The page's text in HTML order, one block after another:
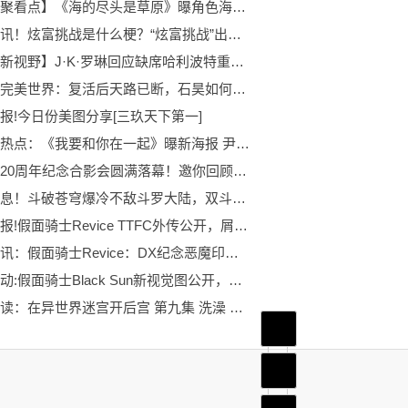
【世界聚看点】《海的尽头是草原》曝角色海报 草原让爱生生不息
全球短讯！炫富挑战是什么梗？“炫富挑战”出处是哪里？
【全球新视野】J·K·罗琳回应缺席哈利波特重聚节目：收到了邀请
速递！完美世界：复活后天路已断，石昊如何进入上界？
!今日份美图分享[三玖天下第一]
世界观热点：《我要和你在一起》曝新海报 尹昉李梦勇敢相爱
大耳狗20周年纪念合影会圆满落幕！邀你回顾心动贴贴瞬间！
天天消息！斗破苍穹爆冷不敌斗罗大陆，双斗之争落下帷幕，国漫榜首已无争议
每日快报!假面骑士Revice TTFC外传公开，屑乌贼将变身假面骑士Oruteka大战假面骑士Juuga
当前时讯：假面骑士Revice：DX纪念恶魔印章套装公开，你想要哪一组？
世界滚动:假面骑士Black Sun新视觉图公开，Geats侧颜很帅气
环球速读：在异世界迷宫开后宫 第九集 洗澡 预告